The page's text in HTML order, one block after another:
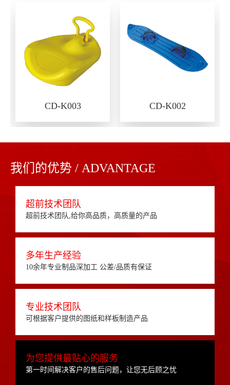
CD-K003 CD-K002
我们的优势 / ADVANTAGE
超前技术团队
超前技术团队,给你高品质，高质量的产品
多年生产经验
10余年专业制品深加工 公差/品质有保证
专业技术团队
可根据客户提供的图纸和样板制造产品
为您提供最贴心的服务
第一时间解决客户的售后问题，让您无后顾之忧